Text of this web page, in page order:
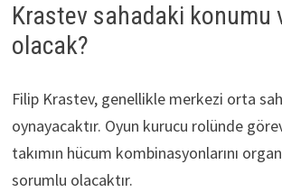
Krastev sahadaki konumu
olacak?
Filip Krastev, genellikle merkezi orta
oynayacaktır. Oyun kurucu rolünde
takımın hücum kombinasyonlarını
sorumlu olacaktır.